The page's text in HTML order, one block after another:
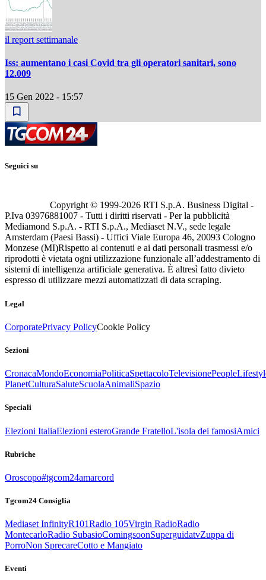
il report settimanale
Iss: aumentano i casi Covid tra gli operatori sanitari, sono
12.009
15 Gen 2022 - 15:57
Seguici su
Copyright © 1999-2026 RTI S.p.A. Business Digital -
P.Iva 03976881007 - Tutti i diritti riservati - Per la pubblicità
Mediamond S.p.A. - RTI S.p.A., Mediaset N.V., sede legale
Amsterdam (Paesi Bassi) - Uffici Viale Europa 46, 20093 Cologno
Monzese (MI)Rispetto ai contenuti e ai dati personali trasmessi e/o
riprodotti è vietata ogni utilizzazione funzionale all’addestramento di
sistemi di intelligenza artificiale generativa. È altresì fatto divieto
espresso di utilizzare mezzi automatizzati di data scraping.
Legal
CorporatePrivacy PolicyCookie Policy
Sezioni
CronacaMondoEconomiaPoliticaSpettacoloTelevisionePeople
PlanetCulturaSaluteScuolaAnimaliSpazio
Speciali
Elezioni ItaliaElezioni esteroGrande FratelloL'isola dei famosiAmici
Rubriche
Oroscopo#tgcom24amarcord
Tgcom24 Consiglia
Mediaset InfinityR101Radio 105Virgin RadioRadio
MontecarloRadio SubasioComingsoonSuperguidatvZuppa di
PorroNon SprecareCotto e Mangiato
Eventi